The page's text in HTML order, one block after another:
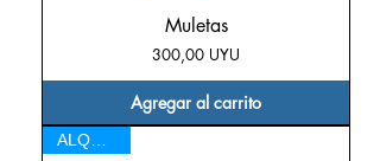
Muletas
Precio
300,00 UYU
Agregar al carrito